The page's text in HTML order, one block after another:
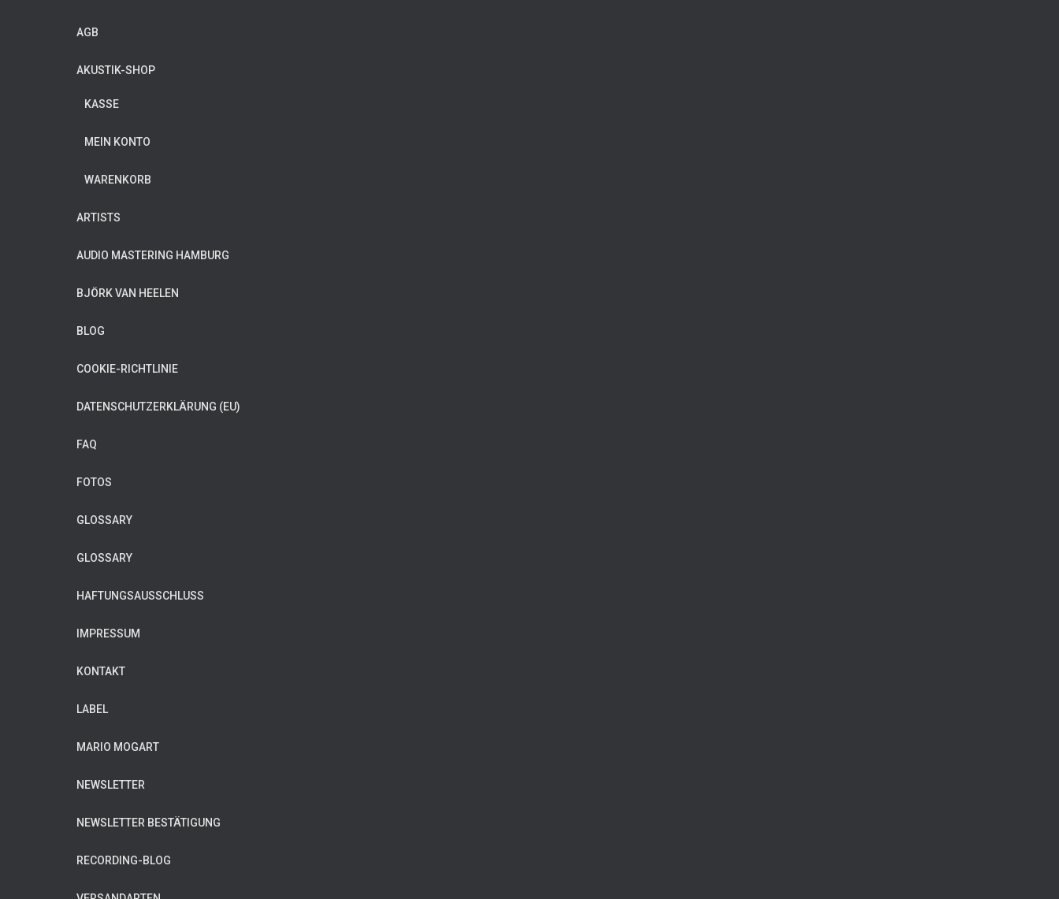
AGB
AKUSTIK-SHOP
KASSE
MEIN KONTO
WARENKORB
ARTISTS
AUDIO MASTERING HAMBURG
BJÖRK VAN HEELEN
BLOG
COOKIE-RICHTLINIE
DATENSCHUTZERKLÄRUNG (EU)
FAQ
FOTOS
GLOSSARY
GLOSSARY
HAFTUNGSAUSSCHLUSS
IMPRESSUM
KONTAKT
LABEL
MARIO MOGART
NEWSLETTER
NEWSLETTER BESTÄTIGUNG
RECORDING-BLOG